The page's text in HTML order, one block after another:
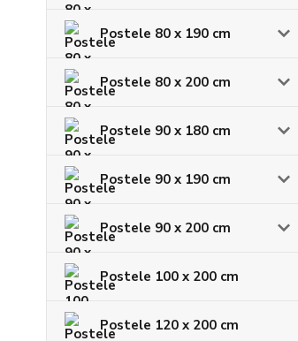
Postele 80 x 190 cm
Postele 80 x 200 cm
Postele 90 x 180 cm
Postele 90 x 190 cm
Postele 90 x 200 cm
Postele 100 x 200 cm
Postele 120 x 200 cm